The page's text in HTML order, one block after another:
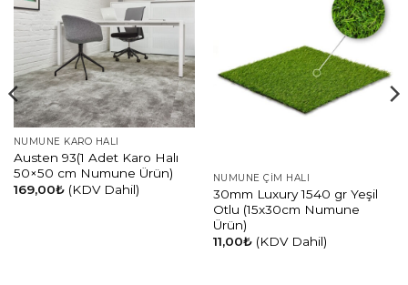
NUMUNE KARO HALI
Austen 93(1 Adet Karo Halı
50×50 cm Numune Ürün)
169,00₺ (KDV Dahil)
NUMUNE ÇIM HALI
30mm Luxury 1540 gr Yeşil
Otlu (15x30cm Numune
Ürün)
11,00₺ (KDV Dahil)